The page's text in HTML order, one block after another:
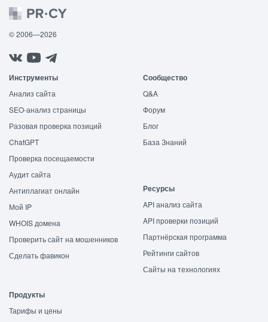
© 2006—2026
Инструменты
Анализ сайта
SEO-анализ страницы
Разовая проверка позиций
ChatGPT
Проверка посещаемости
Аудит сайта
Антиплагиат онлайн
Мой IP
WHOIS домена
Проверить сайт на мошенников
Сделать фавикон
Сообщество
Q&A
Форум
Блог
База Знаний
Ресурсы
API анализ сайта
API проверки позиций
Партнёрская программа
Рейтинги сайтов
Сайты на технологиях
Продукты
Тарифы и цены